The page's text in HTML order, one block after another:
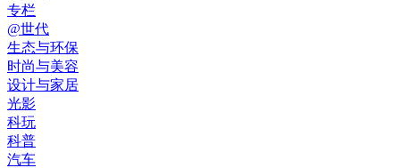
专栏
@世代
生态与环保
时尚与美容
设计与家居
光影
科玩
科普
汽车